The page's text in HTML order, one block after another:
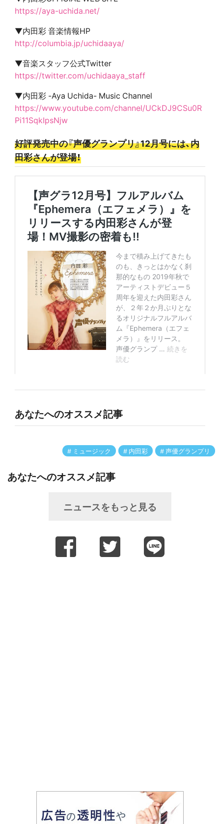
https://aya-uchida.net/
▼内田彩 音楽情報HP
http://columbia.jp/uchidaaya/
▼音楽スタッフ公式Twitter
https://twitter.com/uchidaaya_staff
▼内田彩 -Aya Uchida- Music Channel
https://www.youtube.com/channel/UCkDJ9CSu0R
Pi11SqkIpsNjw
好評発売中の『声優グランプリ』12月号には、内
田彩さんが登場！
あなたへのオススメ記事
ミュージック 内田彩 声優グランプリ
あなたへのオススメ記事
ニュースをもっと見る